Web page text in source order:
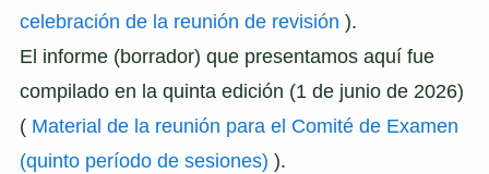
celebración de la reunión de revisión ).
El informe (borrador) que presentamos aquí fue
compilado en la quinta edición (1 de junio de 2026)
( Material de la reunión para el Comité de Examen
(quinto período de sesiones) ).